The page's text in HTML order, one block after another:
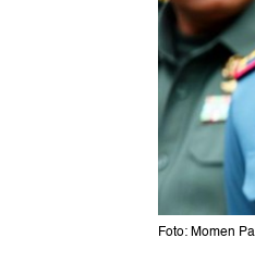
Foto: Momen